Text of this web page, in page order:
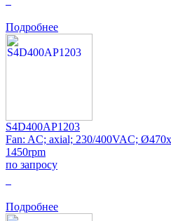
Подробнее
S4D400AP1203
Fan: AC; axial; 230/400VAC;
1450rpm
по запросу
Подробнее